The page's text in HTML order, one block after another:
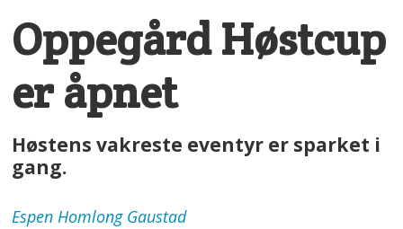
Oppegård Høstcup
er åpnet
Høstens vakreste eventyr er sparket i
gang.
Espen Homlong Gaustad